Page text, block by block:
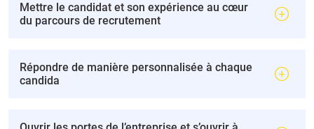
Mettre le candidat et son expérience au cœur
du parcours de recrutement
Répondre de manière personnalisée à chaque
candida